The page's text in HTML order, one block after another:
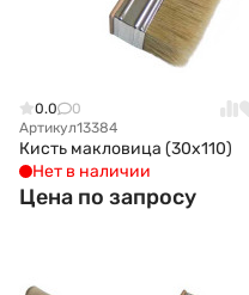
0.0
0
Артикул13384
Кисть макловица (30x110)
Нет в наличии
Цена по запросу